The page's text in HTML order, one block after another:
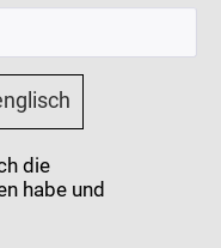
die
habe und